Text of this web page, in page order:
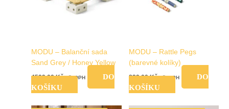
MODU – Balanční sada
Sand Grey / Honey Yellow
4599,00Kč vč. DPH
DO
KOŠÍKU
MODU – Rattle Pegs
(barevné kolíky)
829,00Kč vč. DPH
DO
KOŠÍKU